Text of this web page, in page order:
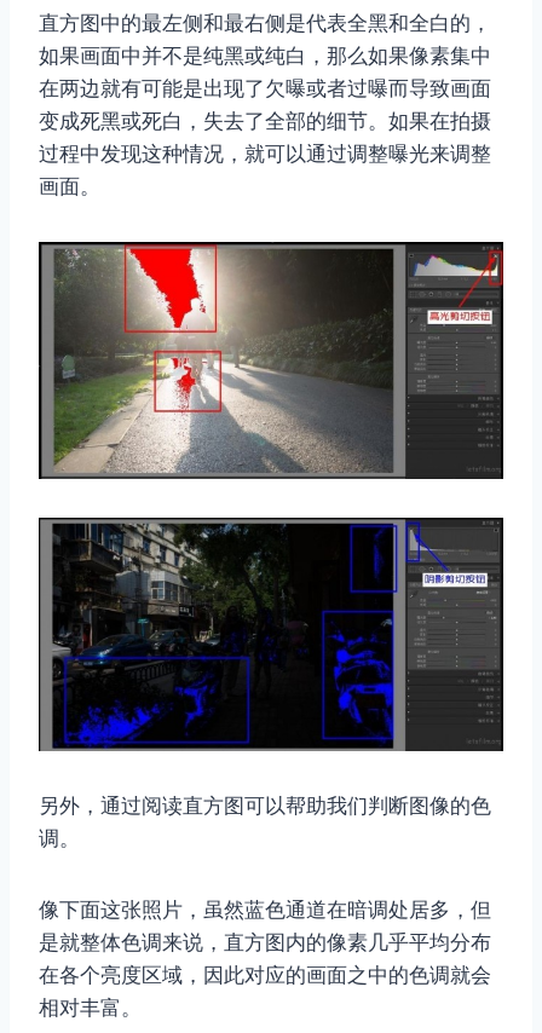
直方图中的最左侧和最右侧是代表全黑和全白的，
如果画面中并不是纯黑或纯白，那么如果像素集中
在两边就有可能是出现了欠曝或者过曝而导致画面
变成死黑或死白，失去了全部的细节。如果在拍摄
过程中发现这种情况，就可以通过调整曝光来调整
画面。
另外，通过阅读直方图可以帮助我们判断图像的色
调。
像下面这张照片，虽然蓝色通道在暗调处居多，但
是就整体色调来说，直方图内的像素几乎平均分布
在各个亮度区域，因此对应的画面之中的色调就会
相对丰富。
取消 搜索